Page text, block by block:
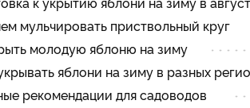
мульчировать приствольный круг
молодую яблоню на зиму
яблони на зиму в разных
рекомендации для садоводов